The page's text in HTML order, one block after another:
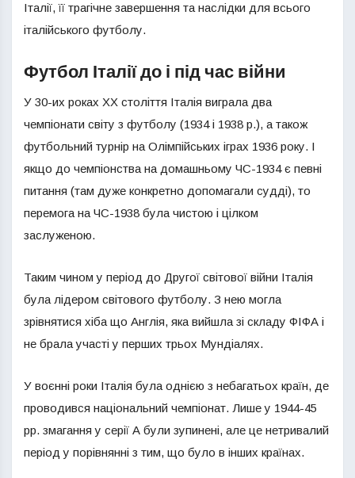
Італії, її трагічне завершення та наслідки для всього
італійського футболу.
Футбол Італії до і під час війни
У 30-их роках ХХ століття Італія виграла два
чемпіонати світу з футболу (1934 і 1938 р.), а також
футбольний турнір на Олімпійських іграх 1936 року. І
якщо до чемпіонства на домашньому ЧС-1934 є певні
питання (там дуже конкретно допомагали судді), то
перемога на ЧС-1938 була чистою і цілком
заслуженою.
Таким чином у період до Другої світової війни Італія
була лідером світового футболу. З нею могла
зрівнятися хіба що Англія, яка вийшла зі складу ФІФА і
не брала участі у перших трьох Мундіалях.
У воєнні роки Італія була однією з небагатьох країн, де
проводився національний чемпіонат. Лише у 1944-45
рр. змагання у серії А були зупинені, але це нетривалий
період у порівнянні з тим, що було в інших країнах.